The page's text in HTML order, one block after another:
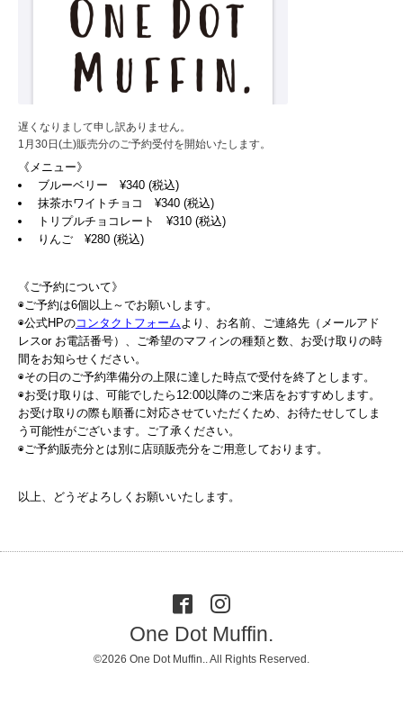
遅くなりまして申し訳ありません。
1月30日(土)販売分のご予約受付を開始いたします。
《メニュー》
ブルーベリー ¥340 (税込)
抹茶ホワイトチョコ ¥340 (税込)
トリプルチョコレート ¥310 (税込)
りんご ¥280 (税込)
《ご予約について》
◉ご予約は6個以上～でお願いします。
◉公式HPのコンタクトフォームより、お名前、ご連絡先（メールアド
レスor お電話番号）、ご希望のマフィンの種類と数、お受け取りの時
間をお知らせください。
◉その日のご予約準備分の上限に達した時点で受付を終了とします。
◉お受け取りは、可能でしたら12:00以降のご来店をおすすめします。
お受け取りの際も順番に対応させていただくため、お待たせしてしま
う可能性がございます。ご了承ください。
◉ご予約販売分とは別に店頭販売分をご用意しております。
以上、どうぞよろしくお願いいたします。
One Dot Muffin.
©2026 One Dot Muffin.. All Rights Reserved.